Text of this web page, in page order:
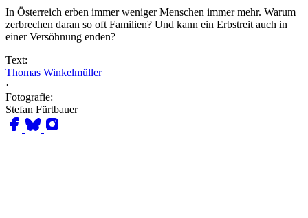
In Österreich erben immer weniger Menschen immer mehr. Warum
zerbrechen daran so oft Familien? Und kann ein Erbstreit auch in
einer Versöhnung enden?
Text:
Thomas Winkelmüller
·
Fotografie:
Stefan Fürtbauer